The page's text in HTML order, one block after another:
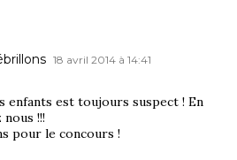
18 avril 2014 à 14:41
enfants est toujours suspect ! En
!!!
pour le concours !